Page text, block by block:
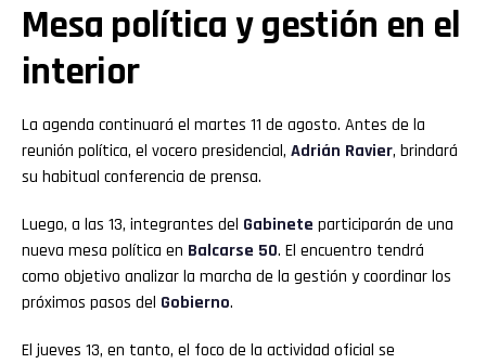
Mesa política y gestión en el
interior
La agenda continuará el martes 11 de agosto. Antes de la
reunión política, el vocero presidencial, Adrián Ravier, brindará
su habitual conferencia de prensa.
Luego, a las 13, integrantes del Gabinete participarán de una
nueva mesa política en Balcarse 50. El encuentro tendrá
como objetivo analizar la marcha de la gestión y coordinar los
próximos pasos del Gobierno.
El jueves 13, en tanto, el foco de la actividad oficial se